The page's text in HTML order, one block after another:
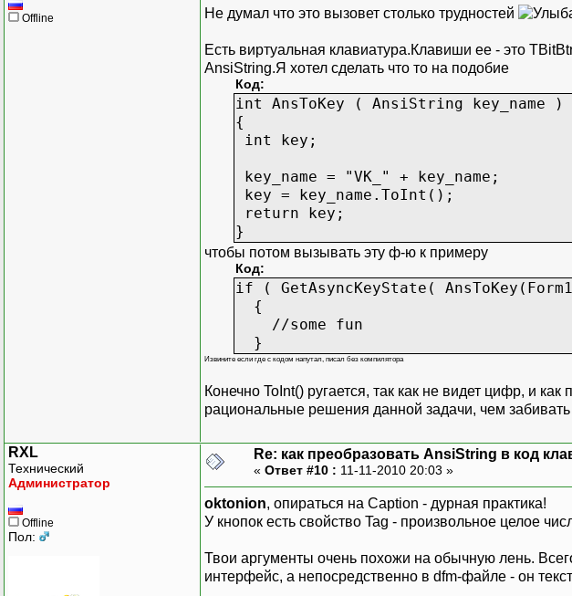
Offline Не думал что это вызовет столько трудностей
Есть виртуальная клавиатура.Клавиши ее - это
AnsiString.Я хотел сделать что то на подобие
Код:
int AnsToKey ( AnsiString key_name )
{
int key;
key_name = "VK_" + key_name;
key = key_name.ToInt();
return key;
}
чтобы потом вызывать эту ф-ю к примеру
Код:
if ( GetAsyncKeyState(
{
//some fun
}
Извините если где с кодом напутал, писал без компилятора
Конечно ToInt() ругается, так как не видет цифр, и
рациональные решения данной задачи, чем
RXL
Технический
Администратор
Offline
Пол:
Re: как преобразовать AnsiString в код
« Ответ #10 : 11-11-2010 20:03 »
oktonion, опираться на Caption - дурная практика!
У кнопок есть свойство Tag - произвольное целое
Твои аргументы очень похожи на обычную лень.
интерфейс, а непосредственно в dfm-файле - он